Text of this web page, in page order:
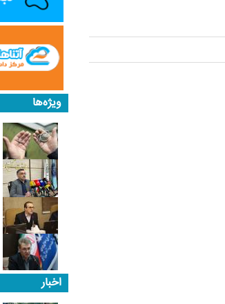
ویژه‌ها
اخبار